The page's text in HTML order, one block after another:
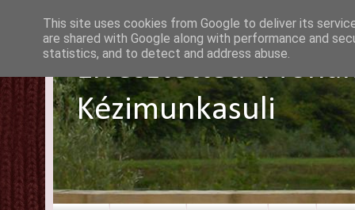
Elvesztetted a
Kézimunkasuli
This site uses cookies from Google to deliver its
are shared with Google along with performance and
statistics, and to detect and address abuse.